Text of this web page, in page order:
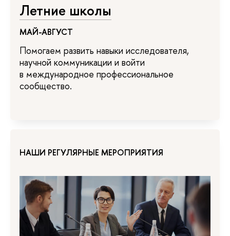
Летние школы
МАЙ-АВГУСТ
Помогаем развить навыки исследователя,
научной коммуникации и войти
в международное профессиональное
сообщество.
НАШИ РЕГУЛЯРНЫЕ МЕРОПРИЯТИЯ